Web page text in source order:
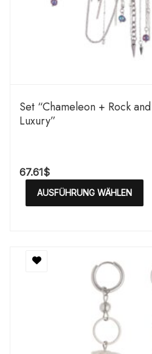
Set “Chameleon + Rock
Luxury”
67.61$
AUSFÜHRUNG WÄHLEN